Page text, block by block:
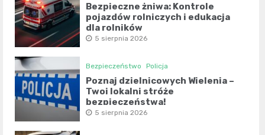
Bezpieczne żniwa: Kontrole
pojazdów rolniczych i edukacja
dla rolników
5 sierpnia 2026
Bezpieczeństwo Policja
Poznaj dzielnicowych Wielenia –
Twoi lokalni stróże
bezpieczeństwa!
5 sierpnia 2026